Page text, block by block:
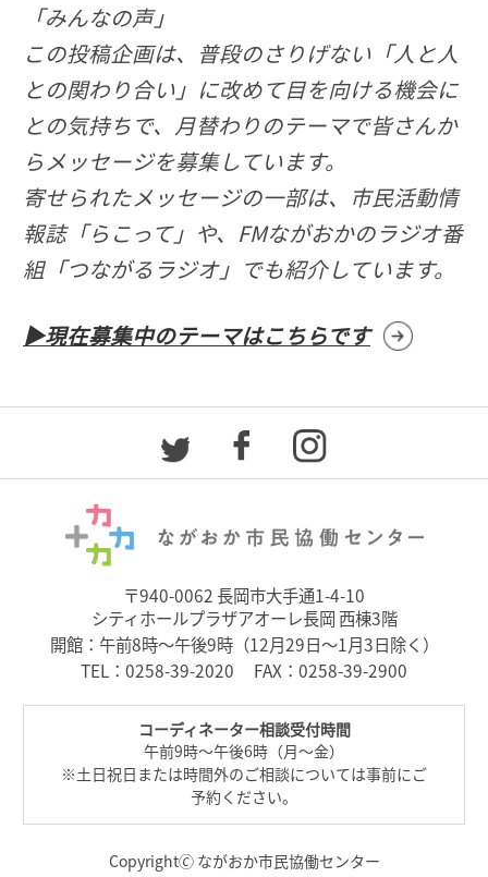
「みんなの声」
この投稿企画は、普段のさりげない「人と人
との関わり合い」に改めて目を向ける機会に
との気持ちで、月替わりのテーマで皆さんか
らメッセージを募集しています。
寄せられたメッセージの一部は、市民活動情
報誌「らこって」や、FMながおかのラジオ番
組「つながるラジオ」でも紹介しています。
▶現在募集中のテーマはこちらです
〒940-0062 長岡市大手通1-4-10
シティホールプラザアオーレ長岡 西棟3階
開館：午前8時～午後9時（12月29日～1月3日除く）
TEL： 0258-39-2020 FAX：0258-39-2900
コーディネーター相談受付時間
午前9時～午後6時（月～金）
※土日祝日または時間外のご相談については事前にご
予約ください。
Copyright🄫 ながおか市民協働センター